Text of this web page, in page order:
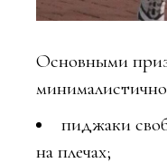
Основными
пиджаки
на плечах;